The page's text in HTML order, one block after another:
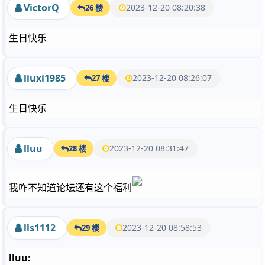
VictorQ 26 楼 2023-12-20 08:20:38
生日快乐
liuxi1985 27 楼 2023-12-20 08:26:07
生日快乐
lluu 28 楼 2023-12-20 08:31:47
我咋不知道论坛还有这个福利
lls1112 29 楼 2023-12-20 08:58:53
lluu: